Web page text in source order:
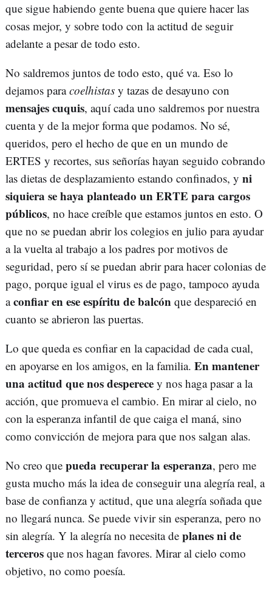
que sigue habiendo gente buena que quiere hacer las
cosas mejor, y sobre todo con la actitud de seguir
adelante a pesar de todo esto.
No saldremos juntos de todo esto, qué va. Eso lo
dejamos paracoelhistas y tazas de desayuno con
mensajes cuquis, aquí cada uno saldremos por nuestra
cuenta y de la mejor forma que podamos. No sé,
queridos, pero el hecho de que en un mundo de
ERTES y recortes, sus señorías hayan seguido cobrando
las dietas de desplazamiento estando confinados, y ni
siquiera se haya planteado un ERTE para cargos
públicos, no hace creíble que estamos juntos en esto. O
que no se puedan abrir los colegios en julio para ayudar
a la vuelta al trabajo a los padres por motivos de
seguridad, pero sí se puedan abrir para hacer colonias de
pago, porque igual el virus es de pago, tampoco ayuda
aconfiar en ese espíritu de balcón que despareció en
cuanto se abrieron las puertas.
Lo que queda es confiar en la capacidad de cada cual,
en apoyarse en los amigos, en la familia. En mantener
una actitud que nos desperece y nos haga pasar a la
acción, que promueva el cambio. En mirar al cielo, no
con la esperanza infantil de que caiga el maná, sino
como convicción de mejora para que nos salgan alas.
No creo que pueda recuperar la esperanza, pero me
gusta mucho más la idea de conseguir una alegría real, a
base de confianza y actitud, que una alegría soñada que
no llegará nunca. Se puede vivir sin esperanza, pero no
sin alegría. Y la alegría no necesita de planes ni de
terceros que nos hagan favores. Mirar al cielo como
objetivo, no como poesía.